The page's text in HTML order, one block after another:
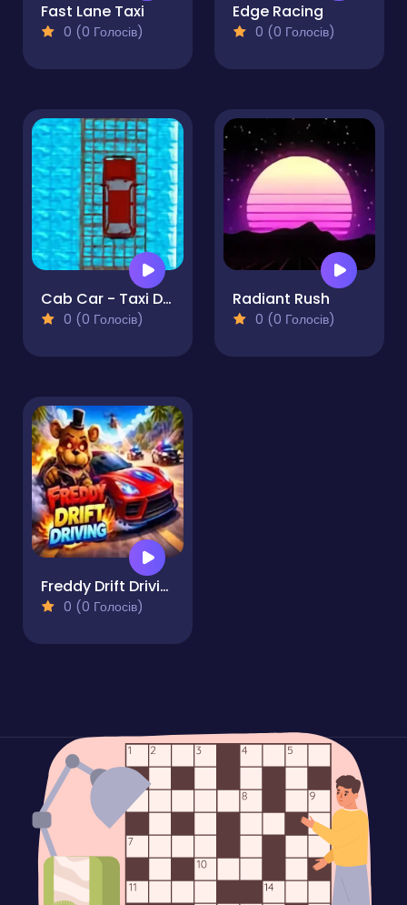
Fast Lane Taxi
0 (0 Голосів)
Edge Racing
0 (0 Голосів)
Cab Car - Taxi Driving & Passenger Pickup
0 (0 Голосів)
Radiant Rush
0 (0 Голосів)
Freddy Drift Driving
0 (0 Голосів)